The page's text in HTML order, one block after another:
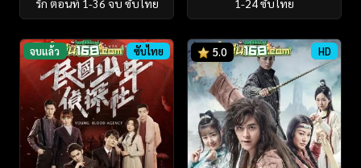
รัก ตอนที่ 1-36 จบ ซับไทย 1-24 ซับไทย
จบแล้ว ซับไทย 5.0 HD